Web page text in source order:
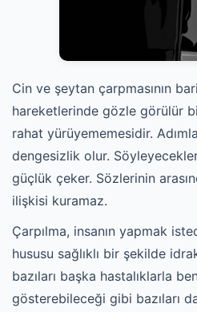
Cin ve şeytan çarpmasının
hareketlerinde gözle görülür
rahat yürüyememesidir.
dengesizlik olur.
güçlük çeker. Sözlerinin
ilişkisi kuramaz.
Çarpılma, insanın yapmak
hususu sağlıklı bir şekilde
bazıları başka hastalıklarla
gösterebileceği gibi bazıları